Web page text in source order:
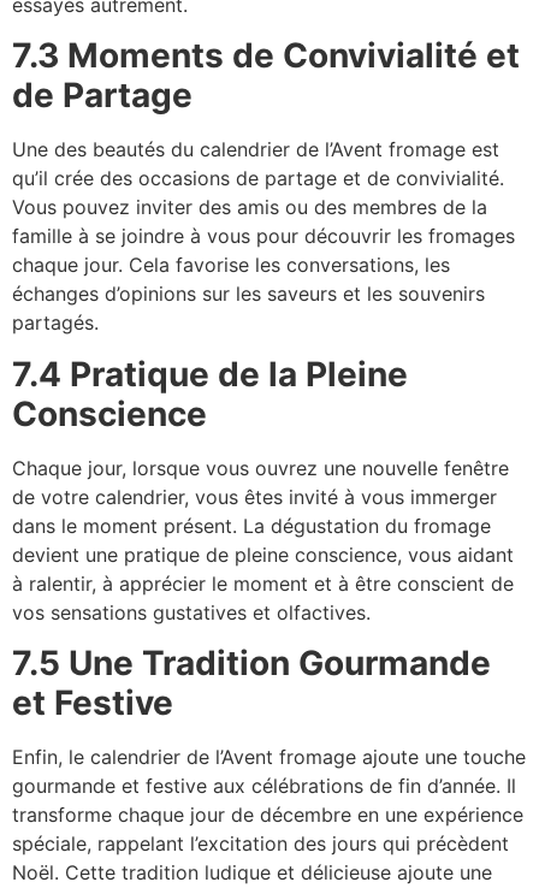
essayés autrement.
7.3 Moments de Convivialité et
de Partage
Une des beautés du calendrier de l’Avent fromage est
qu’il crée des occasions de partage et de convivialité.
Vous pouvez inviter des amis ou des membres de la
famille à se joindre à vous pour découvrir les fromages
chaque jour. Cela favorise les conversations, les
échanges d’opinions sur les saveurs et les souvenirs
partagés.
7.4 Pratique de la Pleine
Conscience
Chaque jour, lorsque vous ouvrez une nouvelle fenêtre
de votre calendrier, vous êtes invité à vous immerger
dans le moment présent. La dégustation du fromage
devient une pratique de pleine conscience, vous aidant
à ralentir, à apprécier le moment et à être conscient de
vos sensations gustatives et olfactives.
7.5 Une Tradition Gourmande
et Festive
Enfin, le calendrier de l’Avent fromage ajoute une touche
gourmande et festive aux célébrations de fin d’année. Il
transforme chaque jour de décembre en une expérience
spéciale, rappelant l’excitation des jours qui précèdent
Noël. Cette tradition ludique et délicieuse ajoute une